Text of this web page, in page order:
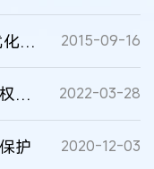
粤港合作：加强跨境保护 优化创新环境 2015-09-16
解读《关于保护种业知识产权打击假冒伪劣套牌侵权营造种业振兴良好环境的指导意见》 2022-03-28
护 2020-12-03